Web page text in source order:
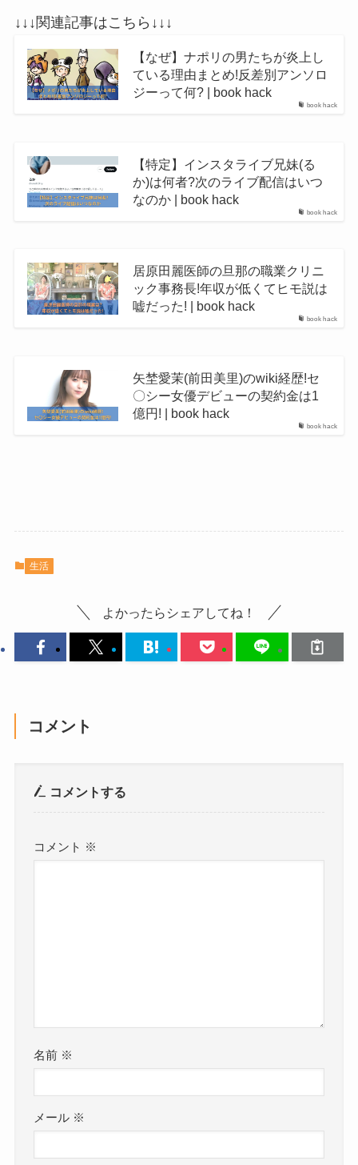
↓↓↓関連記事はこちら↓↓↓
book hack
【なぜ】ナポリの男たちが炎上し
ている理由まとめ!反差別アンソロ
ジーって何? | book hack
book hack
【特定】インスタライブ兄妹(る
か)は何者?次のライブ配信はいつ
なのか | book hack
book hack
居原田麗医師の旦那の職業クリニ
ック事務長!年収が低くてヒモ説は
嘘だった! | book hack
book hack
矢埜愛茉(前田美里)のwiki経歴!セ
〇シー女優デビューの契約金は1
億円! | book hack
生活
よかったらシェアしてね！
コメント
コメントする
コメント ※
名前 ※
メール ※